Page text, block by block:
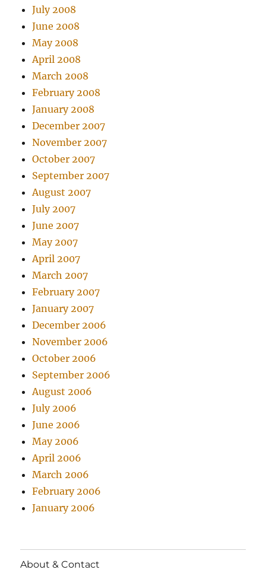
July 2008
June 2008
May 2008
April 2008
March 2008
February 2008
January 2008
December 2007
November 2007
October 2007
September 2007
August 2007
July 2007
June 2007
May 2007
April 2007
March 2007
February 2007
January 2007
December 2006
November 2006
October 2006
September 2006
August 2006
July 2006
June 2006
May 2006
April 2006
March 2006
February 2006
January 2006
About & Contact